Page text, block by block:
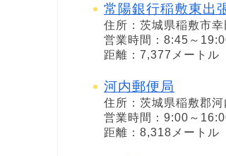
常陽銀行稲敷東出
住所：茨城県稲敷市幸
営業時間：8:45～
距離：7,377メートル
河内郵便局
住所：茨城県稲敷郡河
営業時間：9:00～
距離：8,318メートル